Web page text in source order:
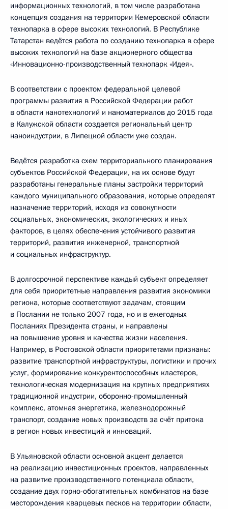
информационных технологий, в том числе разработана
концепция создания на территории Кемеровской области
технопарка в сфере высоких технологий. В Республике
Татарстан ведётся работа по созданию технопарка в сфере
высоких технологий на базе акционерного общества
«Инновационно-производственный технопарк «Идея».
В соответствии с проектом федеральной целевой
программы развития в Российской Федерации работ
в области нанотехнологий и наноматериалов до 2015 года
в Калужской области создается региональный центр
наноиндустрии, в Липецкой области уже создан.
Ведётся разработка схем территориального планирования
субъектов Российской Федерации, на их основе будут
разработаны генеральные планы застройки территорий
каждого муниципального образования, которые определят
назначение территорий, исходя из совокупности
социальных, экономических, экологических и иных
факторов, в целях обеспечения устойчивого развития
территорий, развития инженерной, транспортной
и социальных инфраструктур.
В долгосрочной перспективе каждый субъект определяет
для себя приоритетные направления развития экономики
региона, которые соответствуют задачам, стоящим
в Послании не только 2007 года, но и в ежегодных
Посланиях Президента страны, и направлены
на повышение уровня и качества жизни населения.
Например, в Ростовской области приоритетами признаны:
развитие транспортной инфраструктуры, логистики и прочих
услуг, формирование конкурентоспособных кластеров,
технологическая модернизация на крупных предприятиях
традиционной индустрии, оборонно-промышленный
комплекс, атомная энергетика, железнодорожный
транспорт, создание новых производств за счёт притока
в регион новых инвестиций и инноваций.
В Ульяновской области основной акцент делается
на реализацию инвестиционных проектов, направленных
на развитие производственного потенциала области,
создание двух горно-обогатительных комбинатов на базе
месторождения кварцевых песков на территории области,